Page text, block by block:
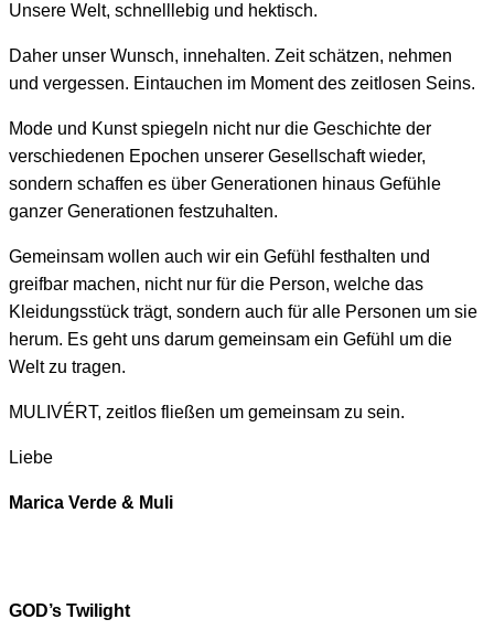
Unsere Welt, schnelllebig und hektisch.
Daher unser Wunsch, innehalten. Zeit schätzen, nehmen
und vergessen. Eintauchen im Moment des zeitlosen Seins.
Mode und Kunst spiegeln nicht nur die Geschichte der
verschiedenen Epochen unserer Gesellschaft wieder,
sondern schaffen es über Generationen hinaus Gefühle
ganzer Generationen festzuhalten.
Gemeinsam wollen auch wir ein Gefühl festhalten und
greifbar machen, nicht nur für die Person, welche das
Kleidungsstück trägt, sondern auch für alle Personen um sie
herum. Es geht uns darum gemeinsam ein Gefühl um die
Welt zu tragen.
MULIVÉRT, zeitlos fließen um gemeinsam zu sein.
Liebe
Marica Verde & Muli
GOD’s Twilight